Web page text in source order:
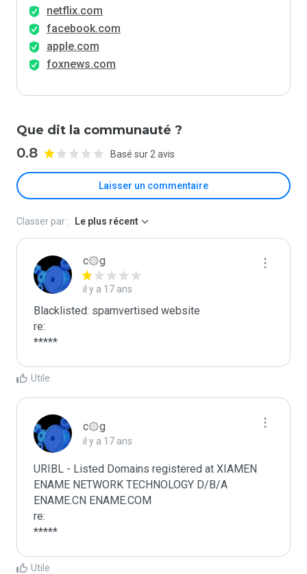
netflix.com
facebook.com
apple.com
foxnews.com
Que dit la communauté ?
0.8 Basé sur 2 avis
Laisser un commentaire
Classer par : Le plus récent
c۞g
il y a 17 ans
Blacklisted: spamvertised website
re:
*****
Utile
c۞g
il y a 17 ans
URIBL - Listed Domains registered at XIAMEN
ENAME NETWORK TECHNOLOGY D/B/A
ENAME.CN ENAME.COM
re:
*****
Utile